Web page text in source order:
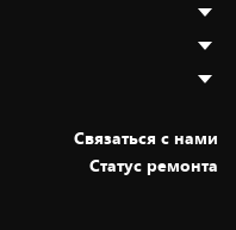
Cвязаться с нами
Статус ремонта